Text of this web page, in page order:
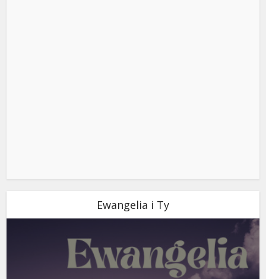
Ewangelia i Ty